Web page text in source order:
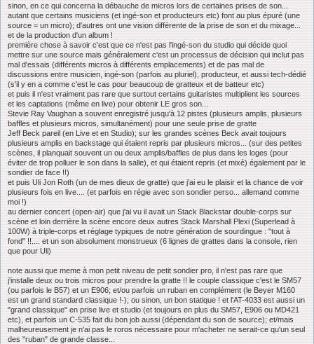
sinon, en ce qui concerna la débauche de micros lors de certaines prises de son...
autant que certains musiciens (et ingé-son et producteurs etc) font au plus épuré (une
source = un micro); d'autres ont une vision différente de la prise de son et du mixage...
et de la production d'un album !
première chose à savoir c'est que ce n'est pas l'ingé-son du studio qui décide quoi
mettre sur une source mais généralement c'est un processus de décision qui inclut pas
mal d'essais (différents micros à différents emplacements) et de pas mal de
discussions entre musicien, ingé-son (parfois au pluriel), producteur, et aussi tech-dédié
(s'il y en a comme c'est le cas pour beaucoup de gratteux et de batteur etc)
et puis il n'est vraiment pas rare que surtout certains guitaristes multiplient les sources
et les captations (même en live) pour obtenir LE gros son...
Stevie Ray Vaughan a souvent enregistré jusqu'à 12 pistes (plusieurs amplis, plusieurs
baffles et plusieurs micros, simultanément) pour une seule prise de gratte
Jeff Beck pareil (en Live et en Studio); sur les grandes scènes Beck avait toujours
plusieurs amplis en backstage qui étaient repris par plusieurs micros... (sur des petites
scènes, il planquait souvent un ou deux amplis/baffles de plus dans les loges (pour
éviter de trop polluer le son dans la salle), et qui étaient repris (et mixé) également par le
sondier de face !!)
et puis Uli Jon Roth (un de mes dieux de gratte) que j'ai eu le plaisir et la chance de voir
plusieurs fois en live.... (et parfois en régie avec son sondier perso... allemand comme
moi !)
au dernier concert (open-air) que j'ai vu il avait un Stack Blackstar double-corps sur
scène et loin derrière la scène encore deux autres Stack Marshall Plexi (Superlead à
100W) à triple-corps et réglage typiques de notre génération de sourdingue : "tout à
fond" !!.... et un son absolument monstrueux (6 lignes de grattes dans la console, rien
que pour Uli)
note aussi que meme à mon petit niveau de petit sondier pro, il n'est pas rare que
j'installe deux ou trois micros pour prendre la gratte !! le couple classique c'est le SM57
(ou parfois le B57) et un E906; et/ou parfois un ruban en complément (le Beyer M160
est un grand standard classique !-); ou sinon, un bon statique ! et l'AT-4033 est aussi un
"grand classique" en prise live et studio (et toujours en plus du SM57, E906 ou MD421
etc), et parfois un C-535 fait du bon job aussi (dépendant du son de source); et/mais
malheureusement je n'ai pas le roros nécessaire pour m'acheter ne serait-ce qu'un seul
des "ruban" de grande classe...